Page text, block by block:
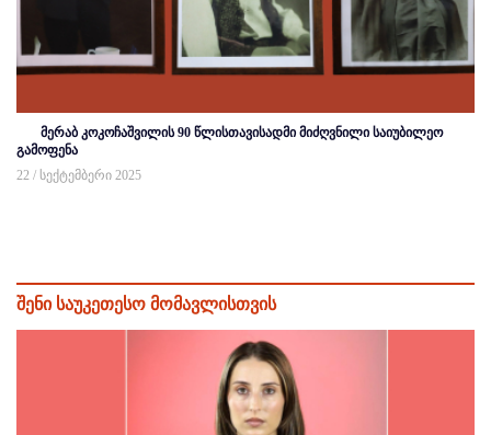
მერაბ კოკოჩაშვილის 90 წლისთავისადმი მიძღვნილი საიუბილეო
გამოფენა
22 / სექტემბერი 2025
შენი საუკეთესო მომავლისთვის